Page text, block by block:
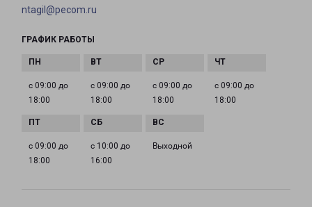
ntagil@pecom.ru
ГРАФИК РАБОТЫ
с 09:00 до
18:00
с 09:00 до
18:00
с 09:00 до
18:00
с 09:00 до
18:00
с 09:00 до
18:00
с 10:00 до
16:00
Выходной